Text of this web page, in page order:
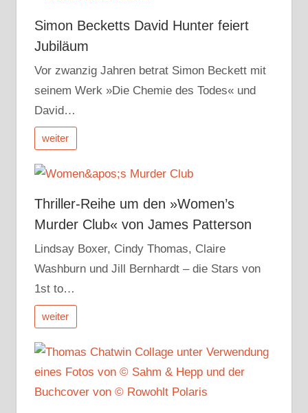
Simon Becketts David Hunter feiert
Jubiläum
Vor zwanzig Jahren betrat Simon Beckett mit
seinem Werk »Die Chemie des Todes« und
David…
weiter
Thriller-Reihe um den »Women’s
Murder Club« von James Patterson
Lindsay Boxer, Cindy Thomas, Claire
Washburn und Jill Bernhardt – die Stars von
1st to…
weiter